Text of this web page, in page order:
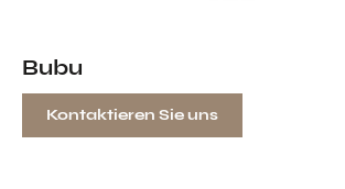
Bubu
Kontaktieren Sie uns